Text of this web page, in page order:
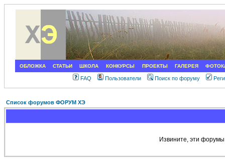
ОБЛОЖКА СТАТЬИ ШКОЛА КОНКУРСЫ ПРОЕКТЫ ГАЛЕРЕЯ
FAQ Пользователи Поиск по форуму
Список форумов ФОРУМ ХЭ
Извините, эти